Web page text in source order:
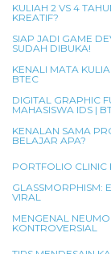
KULIAH 2 VS 4
KREATIF?
SIAP JADI GAME
SUDAH DIBUKA!
KENALI MATA
BTEC
DIGITAL GRAPHIC
MAHASISWA IDS |
KENALAN SAMA
BELAJAR APA?
PORTFOLIO CLINIC
GLASSMORPHISM:
VIRAL
MENGENAL
KONTROVERSIAL